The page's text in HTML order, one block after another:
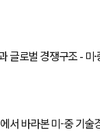
글로벌 경쟁구조 - 미·
(학술논문) AI기술특성에